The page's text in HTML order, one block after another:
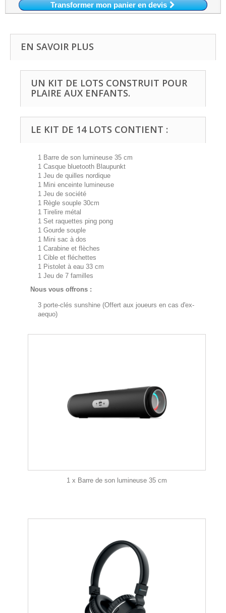
Transformer mon panier en devis
EN SAVOIR PLUS
UN KIT DE LOTS CONSTRUIT POUR
PLAIRE AUX ENFANTS.
LE KIT DE 14 LOTS CONTIENT :
1 Barre de son lumineuse 35 cm
1 Casque bluetooth Blaupunkt
1 Jeu de quilles nordique
1 Mini enceinte lumineuse
1 Jeu de société
1 Règle souple 30cm
1 Tirelire métal
1 Set raquettes ping pong
1 Gourde souple
1 Mini sac à dos
1 Carabine et flèches
1 Cible et fléchettes
1 Pistolet à eau 33 cm
1 Jeu de 7 familles
Nous vous offrons :
3 porte-clés sunshine (Offert aux joueurs en cas d'ex-
aequo)
1 x Barre de son lumineuse 35 cm